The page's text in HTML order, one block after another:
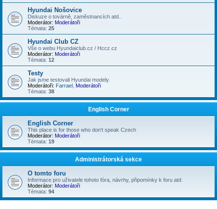
Hyundai Nošovice
Diskuze o továrně, zaměstnancích atd..
Moderátor: Moderátoři
Témata: 25
Hyundai Club CZ
Vše o webu Hyundaiclub.cz / Hccz.cz
Moderátor: Moderátoři
Témata: 12
Testy
Jak jsme testovali Hyundai modely.
Moderátoři: Farrael Moderátoři
Témata: 38
English Corner
English Corner
This place is for those who don't speak Czech
Moderátor: Moderátoři
Témata: 19
Administrátorská sekce
O tomto foru
Informace pro uživatele tohoto fóra, návrhy, připomínky k foru atd.
Moderátor: Moderátoři
Témata: 94